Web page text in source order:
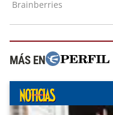
MÁS EN